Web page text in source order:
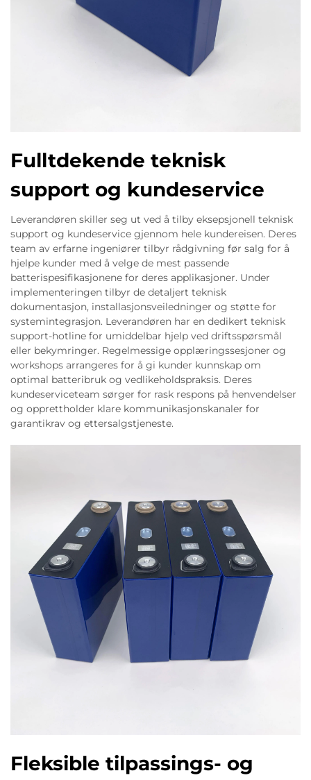
Fulltdekende teknisk
support og kundeservice
Leverandøren skiller seg ut ved å tilby eksepsjonell teknisk
support og kundeservice gjennom hele kundereisen. Deres
team av erfarne ingeniører tilbyr rådgivning før salg for å
hjelpe kunder med å velge de mest passende
batterispesifikasjonene for deres applikasjoner. Under
implementeringen tilbyr de detaljert teknisk
dokumentasjon, installasjonsveiledninger og støtte for
systemintegrasjon. Leverandøren har en dedikert teknisk
support-hotline for umiddelbar hjelp ved driftsspørsmål
eller bekymringer. Regelmessige opplæringssesjoner og
workshops arrangeres for å gi kunder kunnskap om
optimal batteribruk og vedlikeholdspraksis. Deres
kundeserviceteam sørger for rask respons på henvendelser
og opprettholder klare kommunikasjonskanaler for
garantikrav og ettersalgstjeneste.
Fleksible tilpassings- og